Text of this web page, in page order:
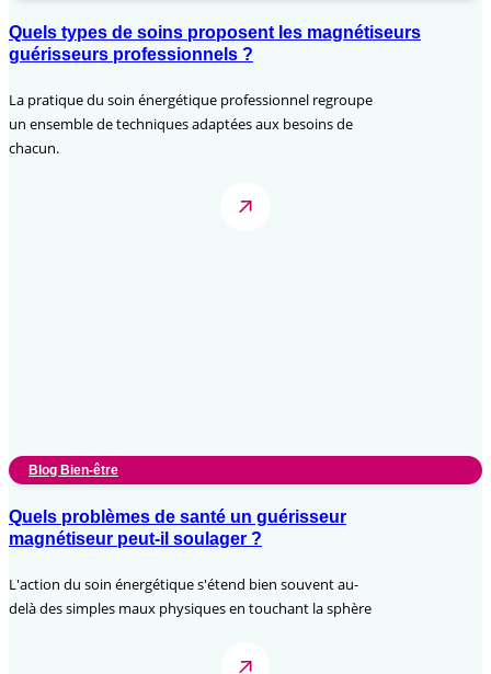
Quels types de soins proposent les magnétiseurs
guérisseurs professionnels ?
La pratique du soin énergétique professionnel regroupe
un ensemble de techniques adaptées aux besoins de
chacun.
Blog Bien-être
Quels problèmes de santé un guérisseur
magnétiseur peut-il soulager ?
L'action du soin énergétique s'étend bien souvent au-
delà des simples maux physiques en touchant la sphère